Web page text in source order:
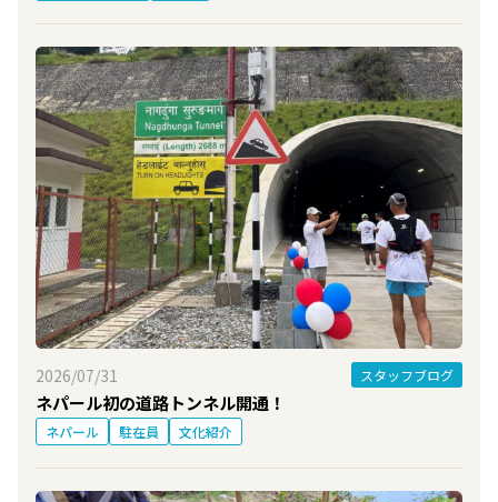
2026/07/31 スタッフブログ
ネパール初の道路トンネル開通！
ネパール 駐在員 文化紹介